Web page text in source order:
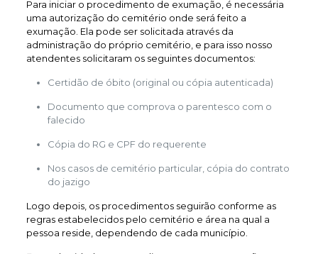
Para iniciar o procedimento de exumação, é necessária
uma autorização do cemitério onde será feito a
exumação. Ela pode ser solicitada através da
administração do próprio cemitério, e para isso nosso
atendentes solicitaram os seguintes documentos:
Certidão de óbito (original ou cópia autenticada)
Documento que comprova o parentesco com o
falecido
Cópia do RG e CPF do requerente
Nos casos de cemitério particular, cópia do contrato
do jazigo
Logo depois, os procedimentos seguirão conforme as
regras estabelecidos pelo cemitério e área na qual a
pessoa reside, dependendo de cada município.